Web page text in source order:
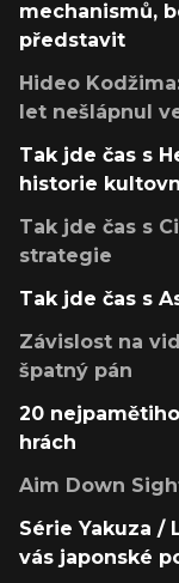
mechanismů,
představit
Hideo
let nešlápnul
Tak jde čas s
historie
Tak jde čas s
strategie
Tak jde čas s
Závislost na
špatný pán
20
hrách
Aim Down
Série Yakuza /
vás japonské